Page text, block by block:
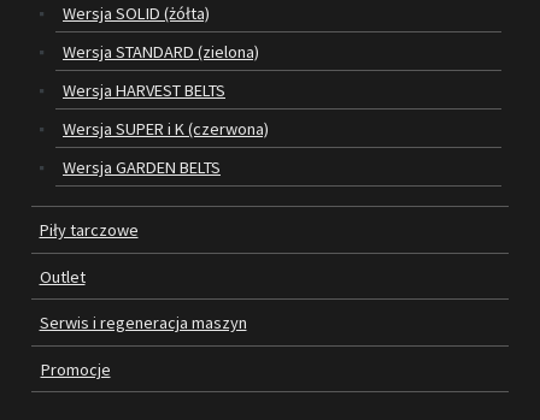
SILNIKI ELEKTRYCZNE
PIŁY TARCZOWE
OUTLET
SERWIS I REGENERACJA MASZYN
PROMOCJE
REGULAMIN
KATALOGI
Wersja SOLID (żółta)
Wersja STANDARD (zielona)
Wersja HARVEST BELTS
Wersja SUPER i K (czerwona)
Wersja GARDEN BELTS
Piły tarczowe
Outlet
Serwis i regeneracja maszyn
Promocje